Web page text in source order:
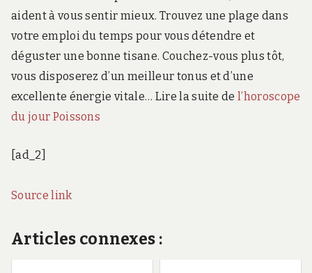
aident à vous sentir mieux. Trouvez une plage dans
votre emploi du temps pour vous détendre et
déguster une bonne tisane. Couchez-vous plus tôt,
vous disposerez d’un meilleur tonus et d’une
excellente énergie vitale… Lire la suite del’horoscope
du jour Poissons
[ad_2]
Source link
Articles connexes :